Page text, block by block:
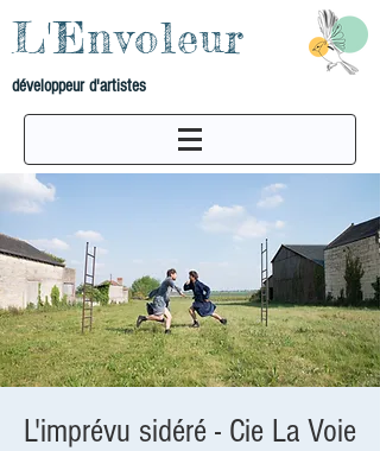
L'Envoleur
développeur d'artistes
L'imprévu sidéré - Cie La Voie